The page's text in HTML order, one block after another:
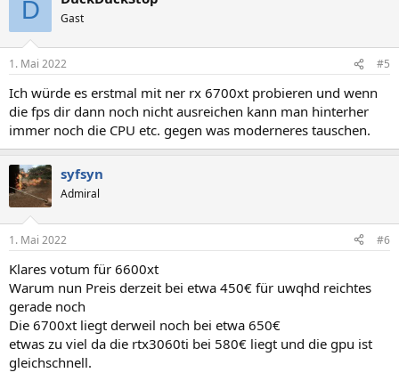
D Gast
1. Mai 2022 #5
Ich würde es erstmal mit ner rx 6700xt probieren und wenn
die fps dir dann noch nicht ausreichen kann man hinterher
immer noch die CPU etc. gegen was moderneres tauschen.
syfsyn
Admiral
1. Mai 2022 #6
Klares votum für 6600xt
Warum nun Preis derzeit bei etwa 450€ für uwqhd reichtes
gerade noch
Die 6700xt liegt derweil noch bei etwa 650€
etwas zu viel da die rtx3060ti bei 580€ liegt und die gpu ist
gleichschnell.